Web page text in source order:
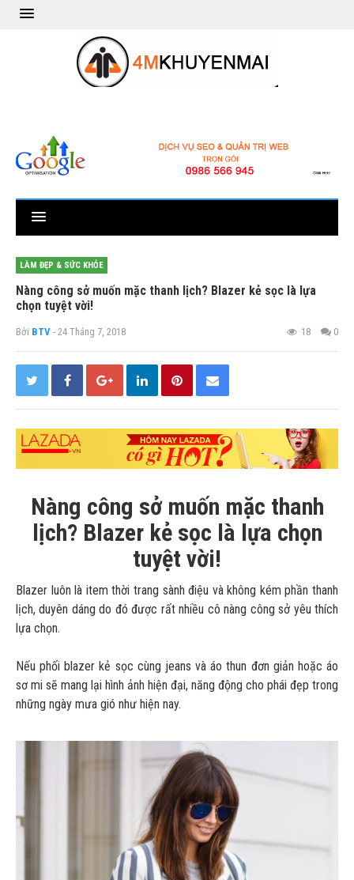
LÀM ĐẸP & SỨC KHỎE
Nàng công sở muốn mặc thanh lịch? Blazer kẻ sọc là lựa
chọn tuyệt vời!
Bởi BTV - 24 Tháng 7, 2018 18 0
Nàng công sở muốn mặc thanh
lịch? Blazer kẻ sọc là lựa chọn
tuyệt vời!
Blazer luôn là item thời trang sành điệu và không kém phần thanh
lịch, duyên dáng do đó được rất nhiều cô nàng công sở yêu thích
lựa chọn.
Nếu phối blazer kẻ sọc cùng jeans và áo thun đơn giản hoặc áo
sơ mi sẽ mang lại hình ảnh hiện đại, năng động cho phái đẹp trong
những ngày mưa gió như hiện nay.